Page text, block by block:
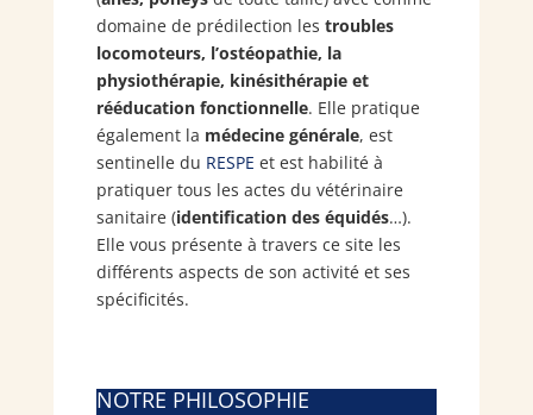
domaine de prédilection les troubles
locomoteurs, l’ostéopathie, la
physiothérapie, kinésithérapie et
rééducation fonctionnelle. Elle pratique
également la médecine générale, est
sentinelle du RESPE et est habilité à
pratiquer tous les actes du vétérinaire
sanitaire (identification des équidés…).
Elle vous présente à travers ce site les
différents aspects de son activité et ses
spécificités.
NOTRE PHILOSOPHIE